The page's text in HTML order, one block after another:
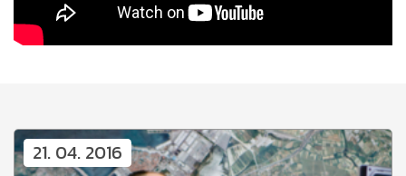
21. 04. 2016